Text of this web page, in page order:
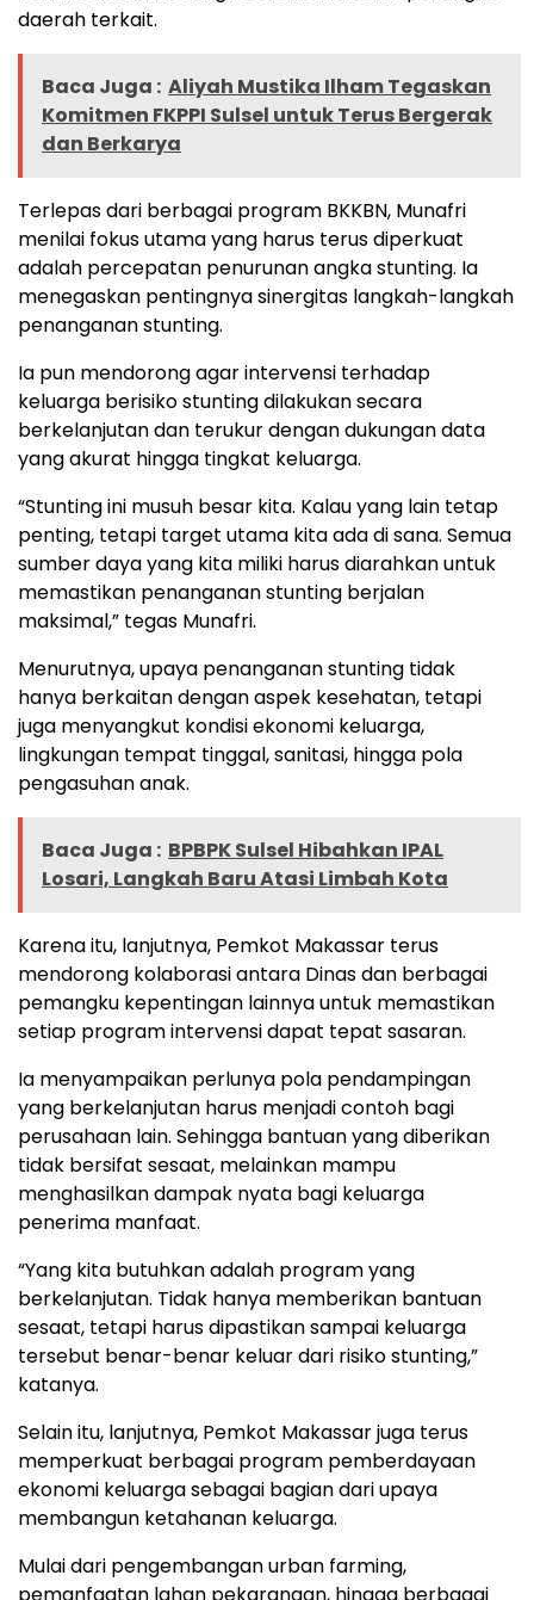
daerah terkait.
Baca Juga : Aliyah Mustika Ilham Tegaskan
Komitmen FKPPI Sulsel untuk Terus Bergerak
dan Berkarya
Terlepas dari berbagai program BKKBN, Munafri
menilai fokus utama yang harus terus diperkuat
adalah percepatan penurunan angka stunting. Ia
menegaskan pentingnya sinergitas langkah-langkah
penanganan stunting.
Ia pun mendorong agar intervensi terhadap
keluarga berisiko stunting dilakukan secara
berkelanjutan dan terukur dengan dukungan data
yang akurat hingga tingkat keluarga.
“Stunting ini musuh besar kita. Kalau yang lain tetap
penting, tetapi target utama kita ada di sana. Semua
sumber daya yang kita miliki harus diarahkan untuk
memastikan penanganan stunting berjalan
maksimal,” tegas Munafri.
Menurutnya, upaya penanganan stunting tidak
hanya berkaitan dengan aspek kesehatan, tetapi
juga menyangkut kondisi ekonomi keluarga,
lingkungan tempat tinggal, sanitasi, hingga pola
pengasuhan anak.
Baca Juga : BPBPK Sulsel Hibahkan IPAL
Losari, Langkah Baru Atasi Limbah Kota
Karena itu, lanjutnya, Pemkot Makassar terus
mendorong kolaborasi antara Dinas dan berbagai
pemangku kepentingan lainnya untuk memastikan
setiap program intervensi dapat tepat sasaran.
Ia menyampaikan perlunya pola pendampingan
yang berkelanjutan harus menjadi contoh bagi
perusahaan lain. Sehingga bantuan yang diberikan
tidak bersifat sesaat, melainkan mampu
menghasilkan dampak nyata bagi keluarga
penerima manfaat.
“Yang kita butuhkan adalah program yang
berkelanjutan. Tidak hanya memberikan bantuan
sesaat, tetapi harus dipastikan sampai keluarga
tersebut benar-benar keluar dari risiko stunting,”
katanya.
Selain itu, lanjutnya, Pemkot Makassar juga terus
memperkuat berbagai program pemberdayaan
ekonomi keluarga sebagai bagian dari upaya
membangun ketahanan keluarga.
Mulai dari pengembangan urban farming,
pemanfaatan lahan pekarangan, hingga berbagai